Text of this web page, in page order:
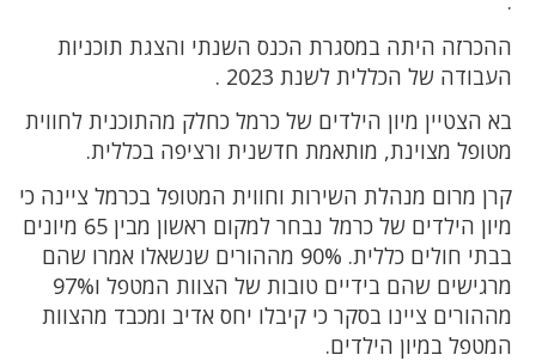
ההכרזה היתה במסגרת הכנס השנתי והצגת תוכניות
העבודה של הכללית לשנת 2023 .
בא הצטיין מיון הילדים של כרמל כחלק מהתוכנית לחווית
מטופל מצוינת, מותאמת חדשנית ורציפה בכללית.
קרן מרום מנהלת השירות וחווית המטופל בכרמל ציינה כי
מיון הילדים של כרמל נבחר למקום ראשון מבין 65 מיונים
בבתי חולים כללית. 90% מההורים שנשאלו אמרו שהם
מרגישים שהם בידיים טובות של הצוות המטפל ו97%
מההורים ציינו בסקר כי קיבלו יחס אדיב ומכבד מהצוות
המטפל במיון הילדים.